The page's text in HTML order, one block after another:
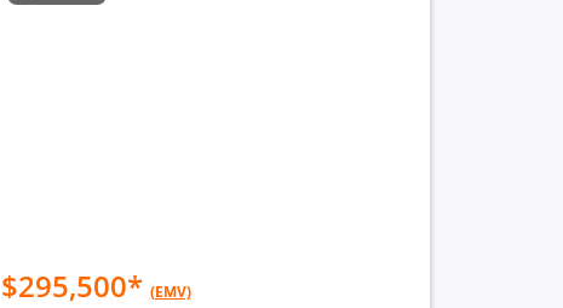
$295,500* (EMV)